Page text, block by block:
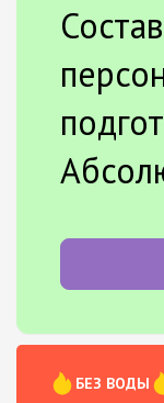
БЕЗ ВОДЫ